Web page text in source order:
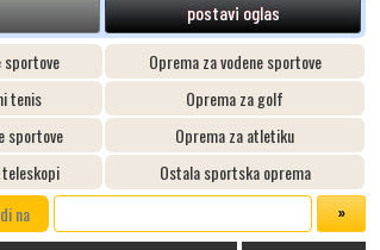
postavi oglas
sportove
Oprema za vodene sportove
tenis
Oprema za golf
sportove
Oprema za atletiku
Ostala sportska oprema
na